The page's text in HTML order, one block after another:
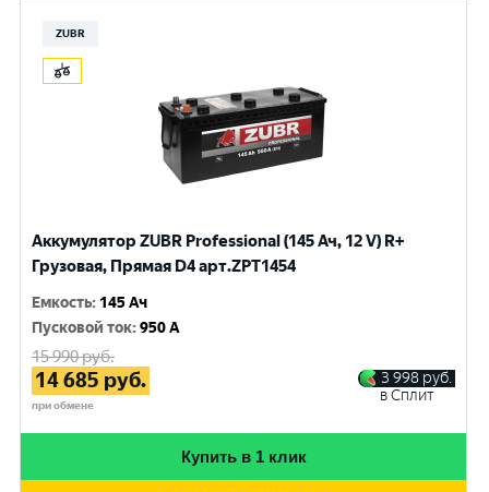
ZUBR
Аккумулятор ZUBR Professional (145 Ач, 12 V) R+
Грузовая, Прямая D4 арт.ZPT1454
Емкость: 145 Ач
Пусковой ток:950 A
15 990руб.
14 685 руб.
при обмене
3 998 руб.
в Сплит
Купить в 1 клик